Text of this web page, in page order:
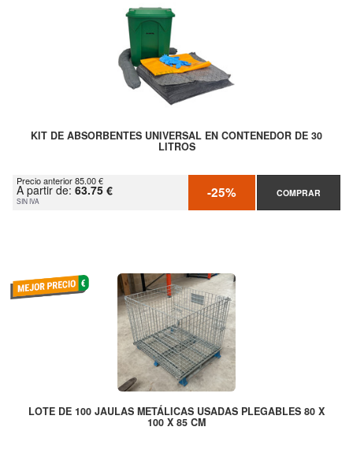
KIT DE ABSORBENTES UNIVERSAL EN CONTENEDOR DE 30
LITROS
Precio anterior 85.00 €
A partir de: 63.75 €
SIN IVA -25% COMPRAR
LOTE DE 100 JAULAS METÁLICAS USADAS PLEGABLES 80 X
100 X 85 CM